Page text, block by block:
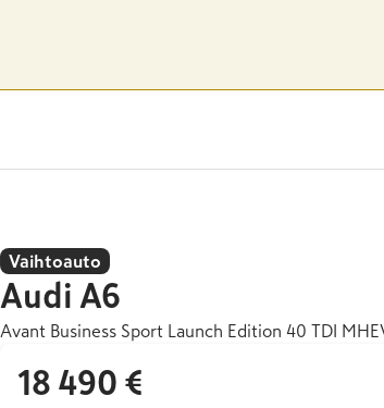
Vaihtoauto
Audi A6
Avant Business Sport Launch Edition 40 TDI
18 490 €